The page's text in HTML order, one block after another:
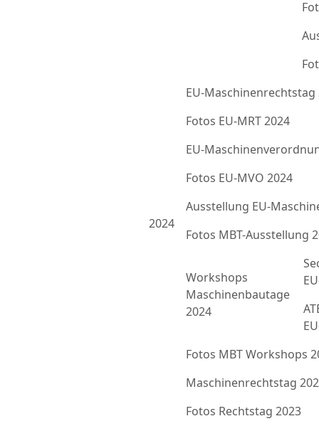
2024
EU-Maschinenrechtstag
Fotos EU-MRT 2024
EU-
Fotos EU-MVO 2024
Ausstellung EU-
Fotos MBT-Ausstellung
Workshops
Maschinenbautage
2024
Fotos MBT Workshops
Maschinenrechtstag
Fotos Rechtstag 2023